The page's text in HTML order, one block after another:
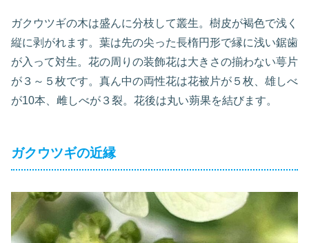
ガクウツギの木は盛んに分枝して叢生。樹皮が褐色で浅く
縦に剥がれます。葉は先の尖った長楕円形で縁に浅い鋸歯
が入って対生。花の周りの装飾花は大きさの揃わない萼片
が３～５枚です。真ん中の両性花は花被片が５枚、雄しべ
が10本、雌しべが３裂。花後は丸い蒴果を結びます。
ガクウツギの近縁